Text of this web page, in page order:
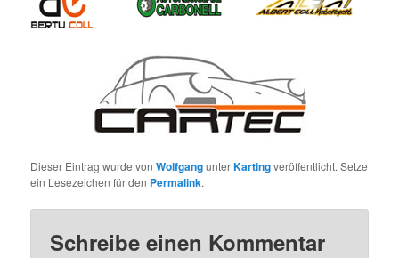
Dieser Eintrag wurde vonWolfgangunterKartingveröffentlicht. Setze
ein Lesezeichen für den Permalink.
Schreibe einen Kommentar